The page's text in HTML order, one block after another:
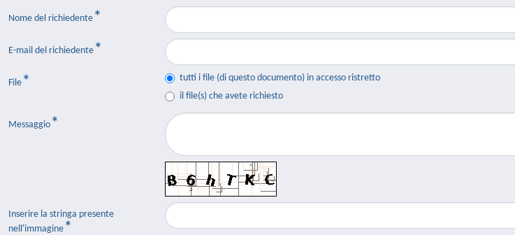
Nome del richiedente
E-mail del richiedente
File
tutti i file (di questo documento) in accesso ristretto
il file(s) che avete richiesto
Messaggio
Inserire la stringa presente
nell'immagine